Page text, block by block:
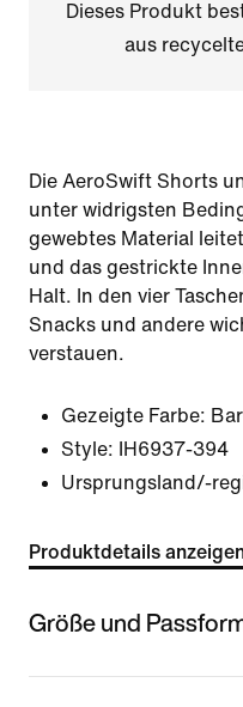
Dieses Produkt
aus
Die AeroSwift Shorts
unter widrigsten
gewebtes Material
und das gestrickte
Halt. In den vier
Snacks und andere
verstauen.
Gezeigte Farbe:
Style:
IH6937-394
Ursprungsland/-
Produktdetails
Größe und